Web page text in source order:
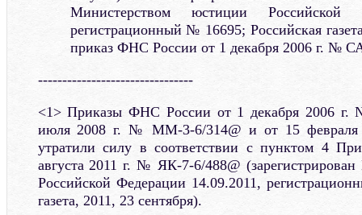
Министерством юстиции Российской
регистрационный № 16695; Российская
приказ ФНС России от 1 декабря 2006 г. №
--------------------------------
<1> Приказы ФНС России от 1 декабря 2006
июля 2008 г. № ММ-3-6/314@ и от 15
утратили силу в соответствии с пунктом 4
августа 2011 г. № ЯК-7-6/488@
Российской Федерации 14.09.2011,
газета, 2011, 23 сентября).